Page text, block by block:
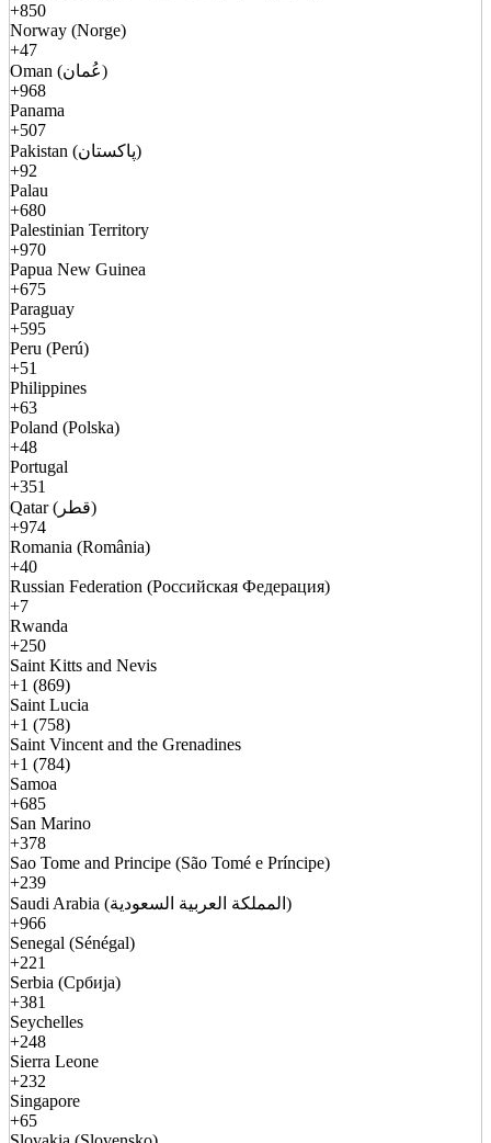
+850
Norway (Norge)
+47
Oman (عُمان)
+968
Panama
+507
Pakistan (پاکستان)
+92
Palau
+680
Palestinian Territory
+970
Papua New Guinea
+675
Paraguay
+595
Peru (Perú)
+51
Philippines
+63
Poland (Polska)
+48
Portugal
+351
Qatar (قطر)
+974
Romania (România)
+40
Russian Federation (Российская Федерация)
+7
Rwanda
+250
Saint Kitts and Nevis
+1 (869)
Saint Lucia
+1 (758)
Saint Vincent and the Grenadines
+1 (784)
Samoa
+685
San Marino
+378
Sao Tome and Principe (São Tomé e Príncipe)
+239
Saudi Arabia (المملكة العربية السعودية)
+966
Senegal (Sénégal)
+221
Serbia (Србија)
+381
Seychelles
+248
Sierra Leone
+232
Singapore
+65